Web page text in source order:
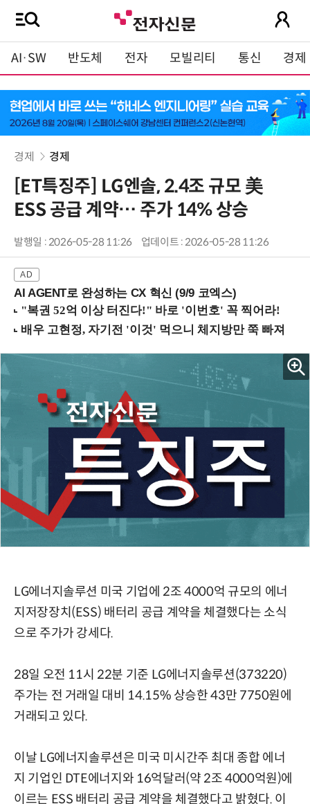
AI·SW 반도체 전자 모빌리티 통신 경제
경제 경제
[ET특징주] LG엔솔, 2.4조 규모 美
ESS 공급 계약… 주가 14% 상승
발행일 : 2026-05-28 11:26 업데이트 : 2026-05-28 11:26
AI AGENT로 완성하는 CX 혁신 (9/9 코엑스)
LG에너지솔루션 미국 기업에 2조 4000억 규모의 에너
지저장장치(ESS) 배터리 공급 계약을 체결했다는 소식
으로 주가가 강세다.
28일 오전 11시 22분 기준 LG에너지솔루션(373220)
주가는 전 거래일 대비 14.15% 상승한 43만 7750원에
거래되고 있다.
이날 LG에너지솔루션은 미국 미시간주 최대 종합 에너
지 기업인 DTE에너지와 16억달러(약 2조 4000억원)에
이르는 ESS 배터리 공급 계약을 체결했다고 밝혔다. 이